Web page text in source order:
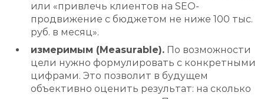
или «привлечь клиентов на SEO-
продвижение с бюджетом не ниже 100 тыс.
руб. в месяц».
измеримым (Measurable). По возможности
цели нужно формулировать с конкретными
цифрами. Это позволит в будущем
объективно оценить результат: на сколько